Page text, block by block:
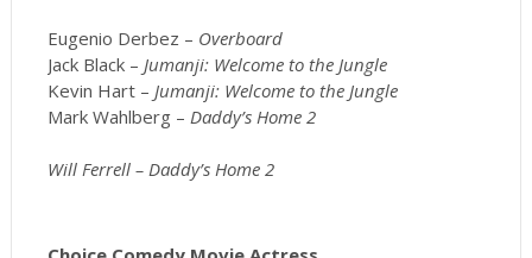
Eugenio Derbez – Overboard
Jack Black – Jumanji: Welcome to the Jungle
Kevin Hart – Jumanji: Welcome to the Jungle
Mark Wahlberg – Daddy’s Home 2
Will Ferrell – Daddy’s Home 2